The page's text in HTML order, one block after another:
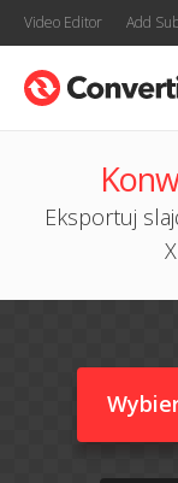
Video Editor Add
Eksportuj